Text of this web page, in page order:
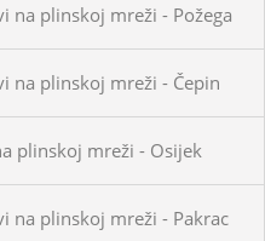
na plinskoj mreži - Požega
na plinskoj mreži - Čepin
plinskoj mreži - Osijek
na plinskoj mreži - Pakrac